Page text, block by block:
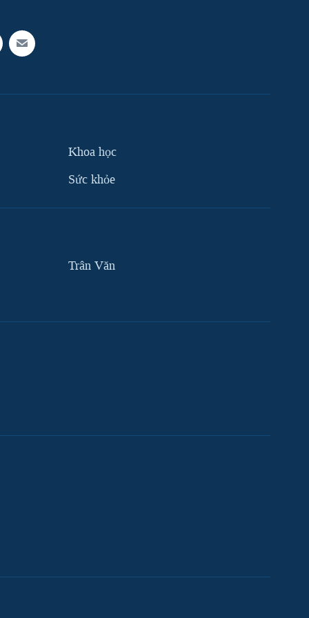
Khoa học
Sức khỏe
Trân Văn